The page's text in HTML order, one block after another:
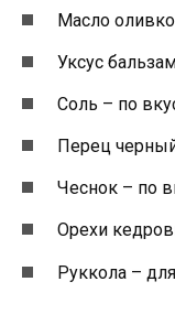
Масло
Уксус
Соль – по
Перец
Чеснок – по
Орехи
Руккола –